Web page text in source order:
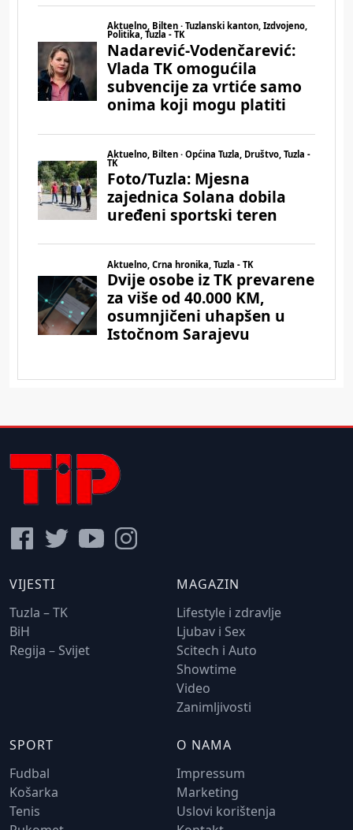
VIJESTI
Tuzla – TK
BiH
Regija – Svijet
MAGAZIN
Lifestyle i zdravlje
Ljubav i Sex
Scitech i Auto
Showtime
Video
Zanimljivosti
SPORT
Fudbal
Košarka
Tenis
O NAMA
Impressum
Marketing
Uslovi korištenja